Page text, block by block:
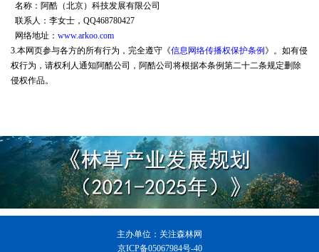
名称：阿酷（北京）科技发展有限公司
联系人：李女士，QQ468780427
网络地址： www.arkoo.com
3.本网页参与各方的所有行为，完全遵守《信息网络传播权保护条例 》。如有侵
权行为，请权利人通知阿酷公司，阿酷公司将根据本条例第二十二条规定删除
侵权作品。
主办单位： 关注森林网
京ICP备05067984号-40